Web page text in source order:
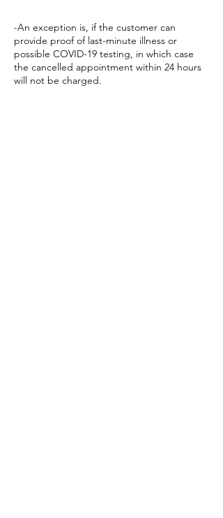
-An exception is, if the customer can
provide proof of last-minute illness or
possible COVID-19 testing, in which case
the cancelled appointment within 24 hours
will not be charged.